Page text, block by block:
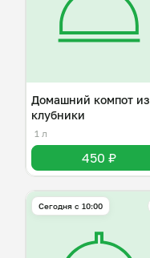
Домашний компот из
клубники
1 л
450 ₽
Сегодня с 10:00